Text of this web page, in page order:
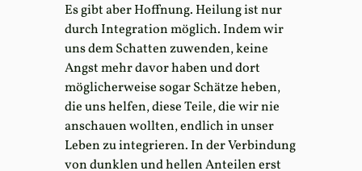
Es gibt aber Hoffnung. Heilung ist nur
durch Integration möglich. Indem wir
uns dem Schatten zuwenden, keine
Angst mehr davor haben und dort
möglicherweise sogar Schätze heben,
die uns helfen, diese Teile, die wir nie
anschauen wollten, endlich in unser
Leben zu integrieren. In der Verbindung
von dunklen und hellen Anteilen erst